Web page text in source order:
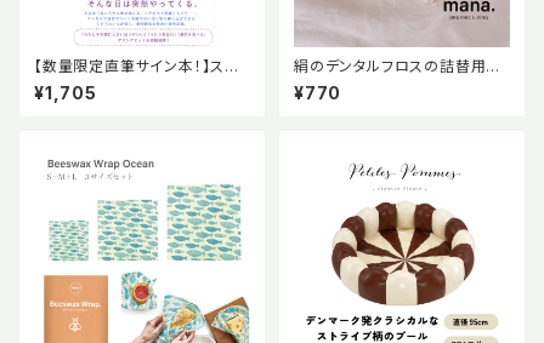
【数量限定直筆サイン本！】スノ
ードームの捨てかた くどうれ
いん
¥1,705
絹のデンタルフロスの詰替用
【mana. ORGANIC LIVING】
¥770